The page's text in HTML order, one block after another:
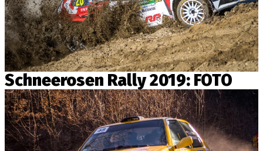
Schneerosen Rally 2019: FOTO